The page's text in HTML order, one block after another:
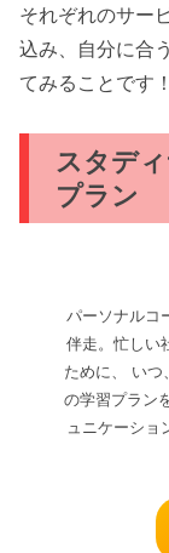
それぞれのサー
込み、自分に合
てみることです！
スタデ
プラン
パーソナルコ
伴走。忙しい
ために、 いつ
の学習プラン
ュニケーショ